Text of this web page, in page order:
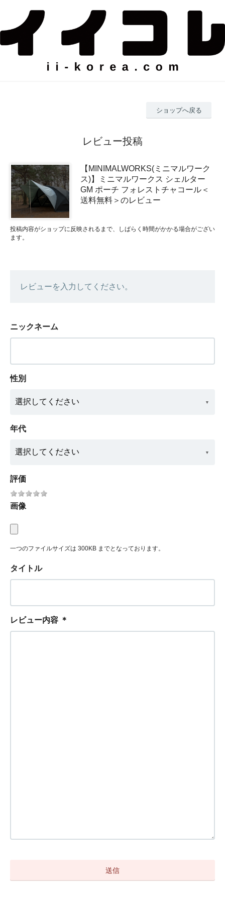
ショップへ戻る
レビュー投稿
【MINIMALWORKS(ミニマルワーク
ス)】ミニマルワークス シェルター
GM ポーチ フォレストチャコール＜
送料無料＞のレビュー
投稿内容がショップに反映されるまで、しばらく時間がかかる場合がござい
ます。
レビューを入力してください。
ニックネーム
性別
年代
評価
画像
一つのファイルサイズは 300KB までとなっております。
タイトル
レビュー内容 ＊